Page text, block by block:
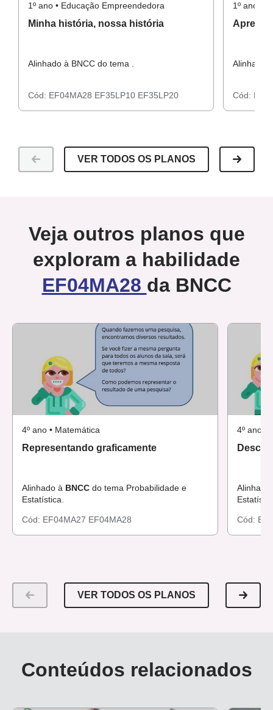
objetos/imagens trazidos pelos alunos; texto produzido
pelos alunos previamente com as histórias, materiais
1º ano • Educação Empreendedora
Minha história, nossa história
Alinhado à BNCC do tema .
Cód: EF04MA28 EF35LP10 EF35LP20
1º ano •
Alinhado
Cód:
VER TODOS OS PLANOS
Veja outros planos que
exploram a habilidade
EF04MA28 da BNCC
4º ano • Matemática
Representando graficamente
Alinhado à BNCC do tema Probabilidade e
Estatística.
Cód: EF04MA27 EF04MA28
4º ano •
Cód:
VER TODOS OS PLANOS
Conteúdos relacionados